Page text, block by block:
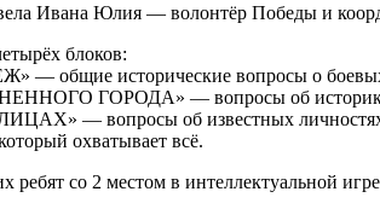
—
ИГРЫ
«РИСК.
Ивана Юлия — волонтёр Победы и
блоков:
общие исторические вопросы о боевых
ГОРОДА» — вопросы об историко-
— вопросы об известных личностях
охватывает всё.
ребят со 2 местом в интеллектуальной